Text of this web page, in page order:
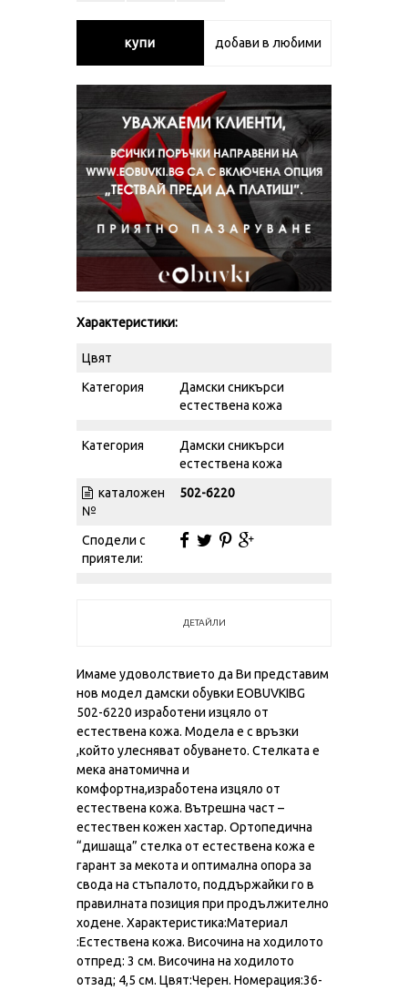
купи добави в любими
Характеристики:
Цвят
Категория
Дамски сникърси
естествена кожа
Категория
Дамски сникърси
естествена кожа
каталожен
№
502-6220
Сподели с
приятели:
ДЕТАЙЛИ
Имаме удоволствието да Ви представим
нов модел дамски обувки EOBUVKIBG
502-6220 изработени изцяло от
естествена кожа. Модела е с връзки
,който улесняват обуването. Стелката е
мека анатомична и
комфортна,изработена изцяло от
естествена кожа. Вътрешна част –
естествен кожен хастар. Ортопедична
“дишаща” стелка от естествена кожа е
гарант за мекота и оптимална опора за
свода на стъпалото, поддържайки го в
правилната позиция при продължително
ходене. Характеристика:Материал
:Естествена кожа. Височина на ходилото
отпред: 3 см. Височина на ходилото
отзад; 4,5 см. Цвят:Черен. Номерация:36-